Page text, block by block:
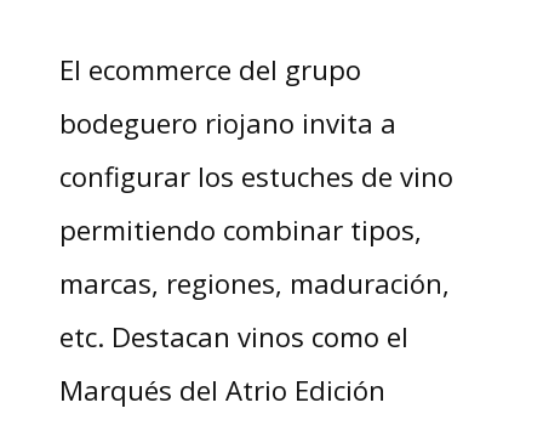
El ecommerce del grupo
bodeguero riojano invita a
configurar los estuches de vino
permitiendo combinar tipos,
marcas, regiones, maduración,
etc. Destacan vinos como el
Marqués del Atrio Edición